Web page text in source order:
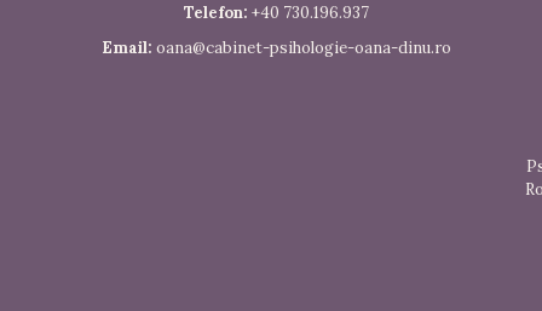
Telefon: +40 730.196.937
Email: oana@cabinet-psihologie-oana-dinu.ro